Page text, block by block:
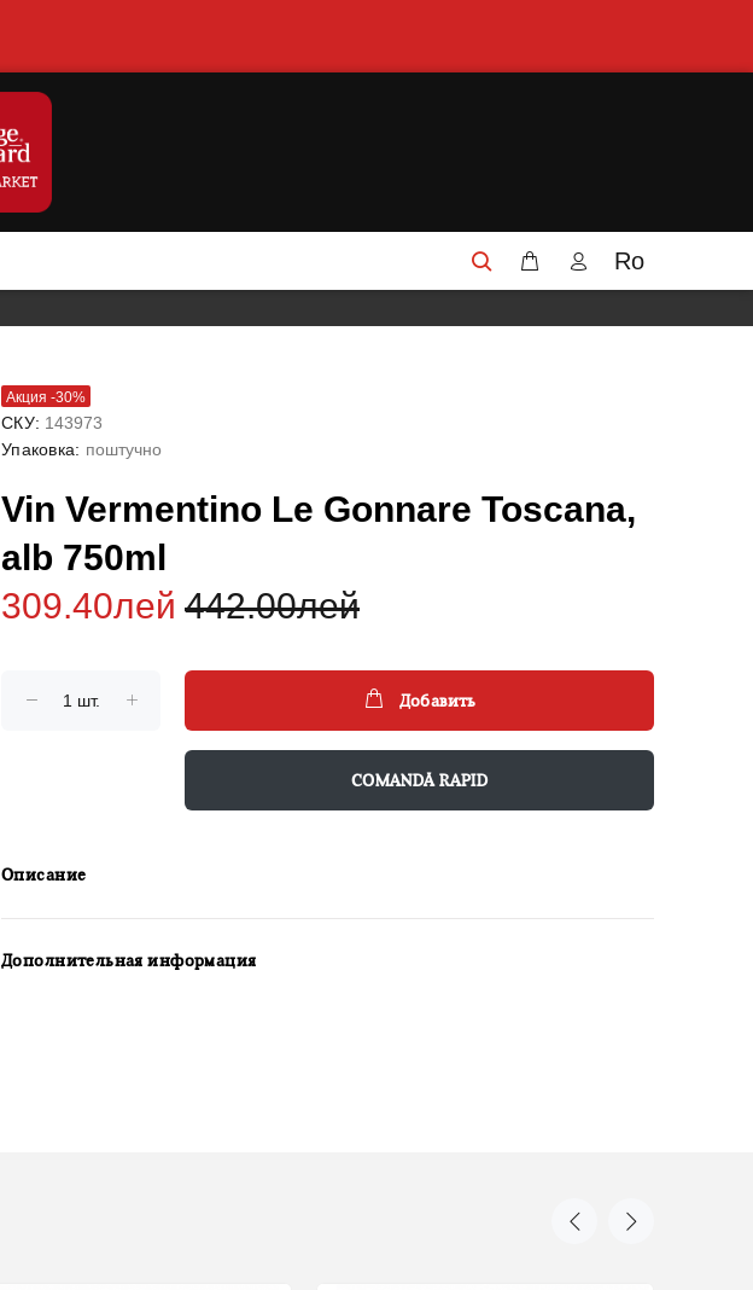
Ro
Акция -30%
СКУ: 143973
Упаковка: поштучно
Vin Vermentino Le Gonnare Toscana,
alb 750ml
309.40лей 442.00лей
Добавить
COMANDĂ RAPID
Описание
Дополнительная информация